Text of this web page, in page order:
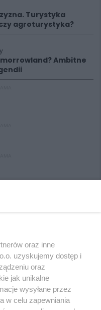
Turystyka
agroturystyka?
Ambitne
oraz inne
uzyskujemy dostęp i
oraz
jak unikalne
wysyłane przez
w celu zapewniania